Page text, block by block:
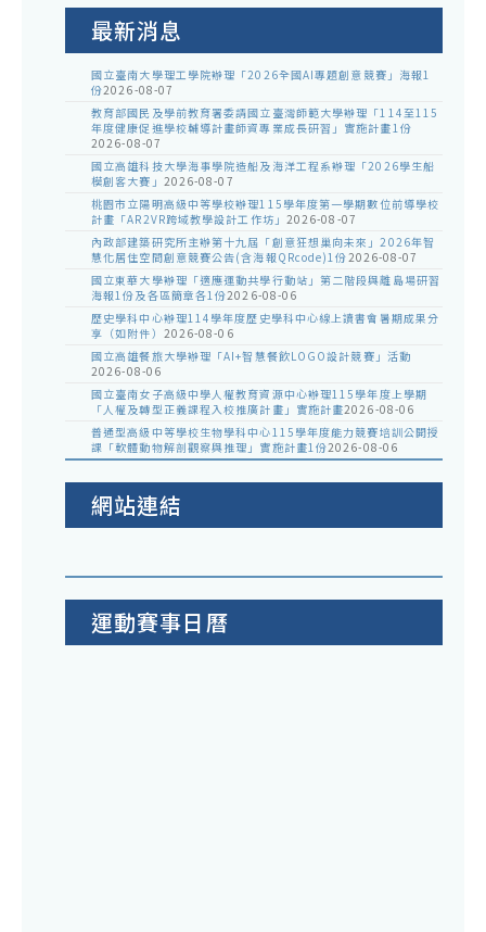
最新消息
國立臺南大學理工學院辦理「2026全國AI專題創意競賽」海報1
份2026-08-07
教育部國民及學前教育署委請國立臺灣師範大學辦理「114至115
年度健康促進學校輔導計畫師資專業成長研習」實施計畫1份
2026-08-07
國立高雄科技大學海事學院造船及海洋工程系辦理「2026學生船
模創客大賽」 2026-08-07
桃園市立陽明高級中等學校辦理115學年度第一學期數位前導學校
計畫「AR2VR跨域教學設計工作坊」 2026-08-07
內政部建築研究所主辦第十九屆「創意狂想巢向未來」2026年智
慧化居住空間創意競賽公告(含海報QRcode)1份2026-08-07
國立東華大學辦理「適應運動共學行動站」第二階段與離島場研習
海報1份及各區簡章各1份2026-08-06
歷史學科中心辦理114學年度歷史學科中心線上讀書會暑期成果分
享（如附件） 2026-08-06
國立高雄餐旅大學辦理「AI+智慧餐飲LOGO設計競賽」活動
2026-08-06
國立臺南女子高級中學人權教育資源中心辦理115學年度上學期
「人權及轉型正義課程入校推廣計畫」實施計畫2026-08-06
普通型高級中等學校生物學科中心115學年度能力競賽培訓公開授
課「軟體動物解剖觀察與推理」實施計畫1份2026-08-06
網站連結
運動賽事日曆